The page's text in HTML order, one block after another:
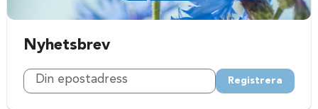
Nyhetsbrev
Registrera